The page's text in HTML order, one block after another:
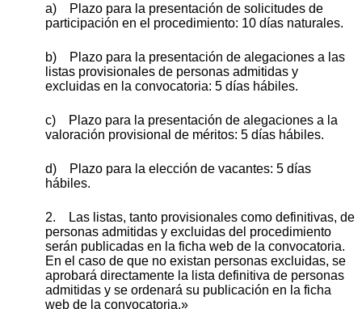
a) Plazo para la presentación de solicitudes de
participación en el procedimiento: 10 días naturales.
b) Plazo para la presentación de alegaciones a las
listas provisionales de personas admitidas y
excluidas en la convocatoria: 5 días hábiles.
c) Plazo para la presentación de alegaciones a la
valoración provisional de méritos: 5 días hábiles.
d) Plazo para la elección de vacantes: 5 días
hábiles.
2. Las listas, tanto provisionales como definitivas, de
personas admitidas y excluidas del procedimiento
serán publicadas en la ficha web de la convocatoria.
En el caso de que no existan personas excluidas, se
aprobará directamente la lista definitiva de personas
admitidas y se ordenará su publicación en la ficha
web de la convocatoria.»